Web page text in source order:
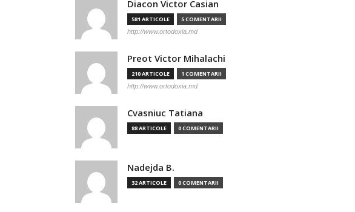
Diacon Victor Casian
581 ARTICOLE 5 COMENTARII
http://www.ortodoxia.md
Preot Victor Mihalachi
210 ARTICOLE 1 COMENTARII
http://www.ortodoxia.md
Cvasniuc Tatiana
88 ARTICOLE 0 COMENTARII
Nadejda B.
32 ARTICOLE 0 COMENTARII